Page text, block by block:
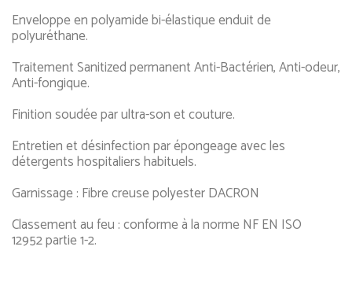
Enveloppe en polyamide bi-élastique enduit de
polyuréthane.
Traitement Sanitized permanent Anti-Bactérien, Anti-odeur,
Anti-fongique.
Finition soudée par ultra-son et couture.
Entretien et désinfection par épongeage avec les
détergents hospitaliers habituels.
Garnissage : Fibre creuse polyester DACRON
Classement au feu : conforme à la norme NF EN ISO
12952 partie 1-2.